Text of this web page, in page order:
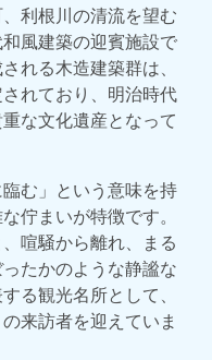
利根川の清流を望む
風建築の迎賓施設で
れる木造建築群は、
れており、明治時代
な文化遺産となって
む」という意味を持
佇まいが特徴です。
喧騒から離れ、まる
たかのような静謐な
る観光名所として、
来訪者を迎えていま